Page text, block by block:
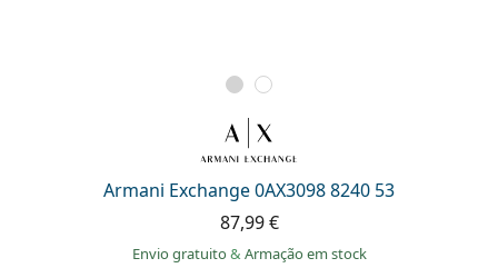
Armani Exchange 0AX3098 8240 53
87,99 €
Envio gratuito& Armação em stock